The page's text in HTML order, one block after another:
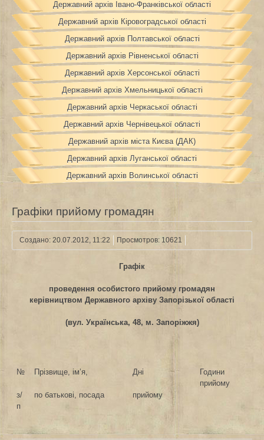
Державний архів Івано-Франківської області
Державний архів Кіровоградської області
Державний архів Полтавської області
Державний архів Рівненської області
Державний архів Херсонської області
Державний архів Хмельницької області
Державний архів Черкаської області
Державний архів Чернівецької області
Державний архів міста Києва (ДАК)
Державний архів Луганської області
Державний архів Волинської області
Графіки прийому громадян
Создано: 20.07.2012, 11:22 Просмотров: 10621
Графік
проведення особистого прийому громадян
керівництвом Державного архіву Запорізької області
(вул. Українська, 48, м. Запоріжжя)
№
з/
п
Прізвище, ім’я,
по батькові, посада
Дні
прийому
Години
прийому